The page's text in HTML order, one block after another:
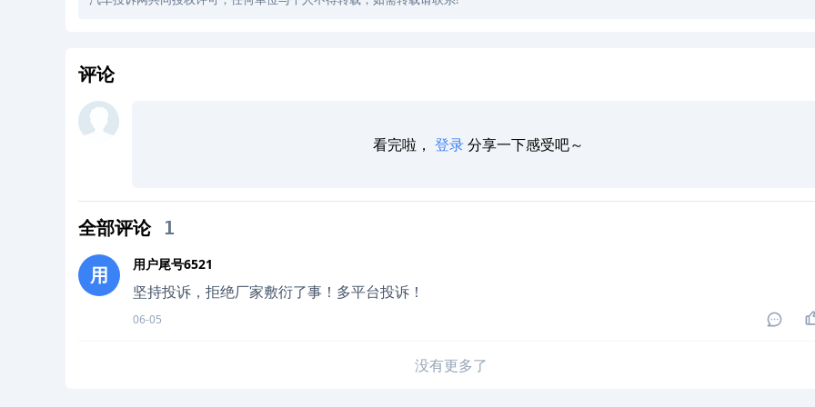
评论
看完啦， 登录分享一下感受吧～
全部评论 1
用 用户尾号6521
坚持投诉，拒绝厂家敷衍了事！多平台投诉！
06-05
没有更多了